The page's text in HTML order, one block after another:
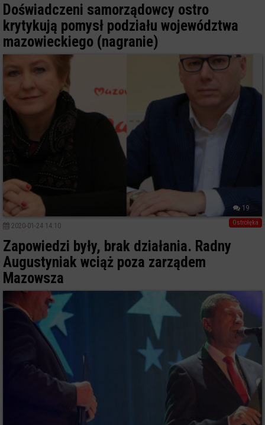
Doświadczeni samorządowcy ostro
krytykują pomysł podziału województwa
mazowieckiego (nagranie)
19
Ostrołęka
2020-01-24 14:10
Zapowiedzi były, brak działania. Radny
Augustyniak wciąż poza zarządem
Mazowsza